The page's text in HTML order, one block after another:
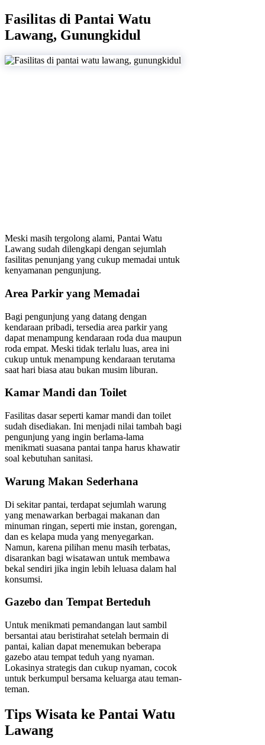
Fasilitas di Pantai Watu
Lawang, Gunungkidul
Meski masih tergolong alami, Pantai Watu
Lawang sudah dilengkapi dengan sejumlah
fasilitas penunjang yang cukup memadai untuk
kenyamanan pengunjung.
Area Parkir yang Memadai
Bagi pengunjung yang datang dengan
kendaraan pribadi, tersedia area parkir yang
dapat menampung kendaraan roda dua maupun
roda empat. Meski tidak terlalu luas, area ini
cukup untuk menampung kendaraan terutama
saat hari biasa atau bukan musim liburan.
Kamar Mandi dan Toilet
Fasilitas dasar seperti kamar mandi dan toilet
sudah disediakan. Ini menjadi nilai tambah bagi
pengunjung yang ingin berlama-lama
menikmati suasana pantai tanpa harus khawatir
soal kebutuhan sanitasi.
Warung Makan Sederhana
Di sekitar pantai, terdapat sejumlah warung
yang menawarkan berbagai makanan dan
minuman ringan, seperti mie instan, gorengan,
dan es kelapa muda yang menyegarkan.
Namun, karena pilihan menu masih terbatas,
disarankan bagi wisatawan untuk membawa
bekal sendiri jika ingin lebih leluasa dalam hal
konsumsi.
Gazebo dan Tempat Berteduh
Untuk menikmati pemandangan laut sambil
bersantai atau beristirahat setelah bermain di
pantai, kalian dapat menemukan beberapa
gazebo atau tempat teduh yang nyaman.
Lokasinya strategis dan cukup nyaman, cocok
untuk berkumpul bersama keluarga atau teman-
teman.
Tips Wisata ke Pantai Watu
Lawang